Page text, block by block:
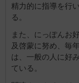
精力的に指導を行
る。
また、にっぽんお
及啓蒙に努め、毎
は、一般の人に好
ている。